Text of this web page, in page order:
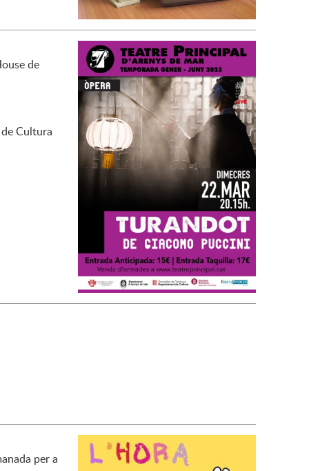
de
Cultura
per a